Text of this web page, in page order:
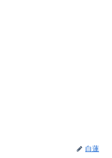
白蓮